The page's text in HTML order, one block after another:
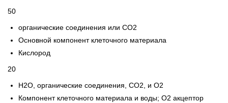
50
органические соединения или CO2
Основной компонент клеточного материала
Кислород
20
H2O, органические соединения, CO2, и O2
Компонент клеточного материала и воды; O2 акцептор